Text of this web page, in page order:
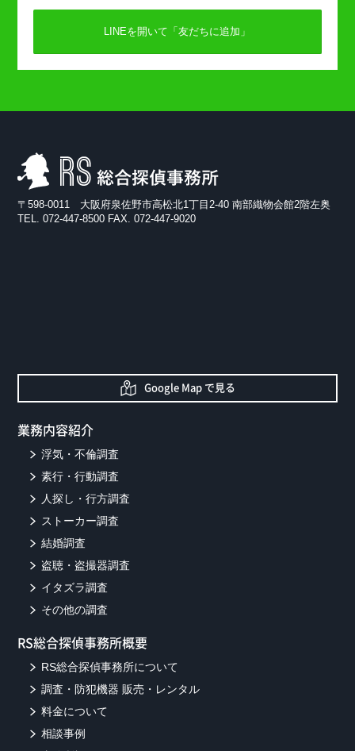
LINEを開いて「友だちに追加」
〒598-0011 大阪府泉佐野市高松北1丁目2-40 南部織物会館2階左奥
TEL. 072-447-8500 FAX. 072-447-9020
Google Map で見る
業務内容紹介
浮気・不倫調査
素行・行動調査
人探し・行方調査
ストーカー調査
結婚調査
盗聴・盗撮器調査
イタズラ調査
その他の調査
RS総合探偵事務所概要
RS総合探偵事務所について
調査・防犯機器 販売・レンタル
料金について
相談事例